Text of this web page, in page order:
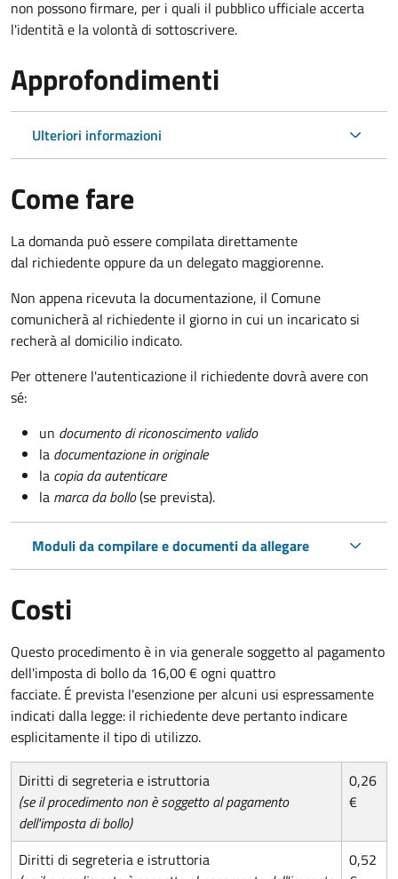
non possono firmare, per i quali il pubblico ufficiale accerta
l'identità e la volontà di sottoscrivere.
Approfondimenti
Ulteriori informazioni
Come fare
La domanda può essere compilata direttamente
dal richiedente oppure da un delegato maggiorenne.
Non appena ricevuta la documentazione, il Comune
comunicherà al richiedente il giorno in cui un incaricato si
recherà al domicilio indicato.
Per ottenere l'autenticazione il richiedente dovrà avere con
sé:
un documento di riconoscimento valido
la documentazione in originale
la copia da autenticare
la marca da bollo(se prevista).
Moduli da compilare e documenti da allegare
Costi
Questo procedimento è in via generale soggetto al pagamento
dell'imposta di bollo da 16,00 € ogni quattro
facciate. É prevista l'esenzione per alcuni usi espressamente
indicati dalla legge: il richiedente deve pertanto indicare
esplicitamente il tipo di utilizzo.
Diritti di segreteria e istruttoria
(se il procedimento non è soggetto al pagamento
dell'imposta di bollo)
0,26
€
Diritti di segreteria e istruttoria
0,52